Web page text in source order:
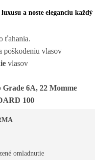
a noste eleganciu každý
ťahania.
poškodeniu vlasov
vlasov
6A, 22 Momme
100
omladnutie